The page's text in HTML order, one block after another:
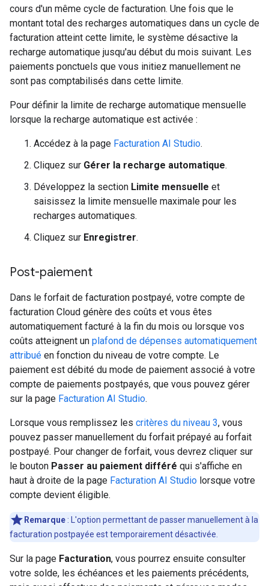
cours d'un même cycle de facturation. Une fois que le
montant total des recharges automatiques dans un cycle de
facturation atteint cette limite, le système désactive la
recharge automatique jusqu'au début du mois suivant. Les
paiements ponctuels que vous initiez manuellement ne
sont pas comptabilisés dans cette limite.
Pour définir la limite de recharge automatique mensuelle
lorsque la recharge automatique est activée :
Accédez à la page Facturation AI Studio.
Cliquez sur Gérer la recharge automatique.
Développez la section Limite mensuelle et
saisissez la limite mensuelle maximale pour les
recharges automatiques.
Cliquez sur Enregistrer.
Post-paiement
Dans le forfait de facturation postpayé, votre compte de
facturation Cloud génère des coûts et vous êtes
automatiquement facturé à la fin du mois ou lorsque vos
coûts atteignent un plafond de dépenses automatiquement
attribué en fonction du niveau de votre compte. Le
paiement est débité du mode de paiement associé à votre
compte de paiements postpayés, que vous pouvez gérer
sur la page Facturation AI Studio.
Lorsque vous remplissez les critères du niveau 3, vous
pouvez passer manuellement du forfait prépayé au forfait
postpayé. Pour changer de forfait, vous devrez cliquer sur
le bouton Passer au paiement différé qui s'affiche en
haut à droite de la page Facturation AI Studio lorsque votre
compte devient éligible.
Remarque : L'option permettant de passer manuellement à la
facturation postpayée est temporairement désactivée.
Sur la page Facturation, vous pourrez ensuite consulter
votre solde, les échéances et les paiements précédents,